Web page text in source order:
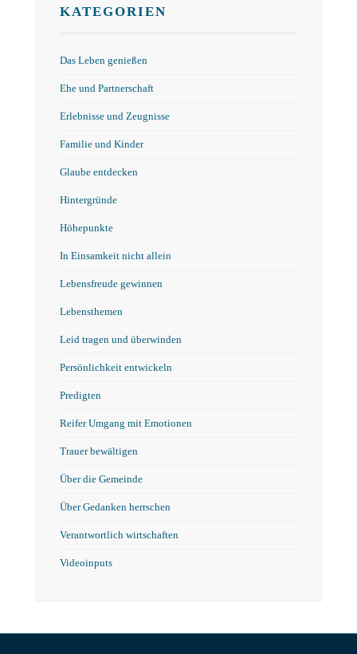
KATEGORIEN
Das Leben genießen
Ehe und Partnerschaft
Erlebnisse und Zeugnisse
Familie und Kinder
Glaube entdecken
Hintergründe
Höhepunkte
In Einsamkeit nicht allein
Lebensfreude gewinnen
Lebensthemen
Leid tragen und überwinden
Persönlichkeit entwickeln
Predigten
Reifer Umgang mit Emotionen
Trauer bewältigen
Über die Gemeinde
Über Gedanken herrschen
Verantwortlich wirtschaften
Videoinputs